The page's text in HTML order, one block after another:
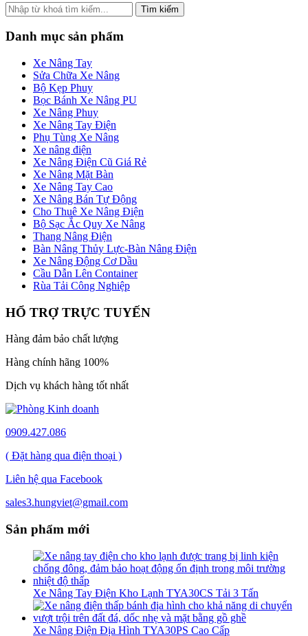
Tìm kiếm
Danh mục sản phẩm
Xe Nâng Tay
Sửa Chữa Xe Nâng
Bộ Kẹp Phuy
Bọc Bánh Xe Nâng PU
Xe Nâng Phuy
Xe Nâng Tay Điện
Phụ Tùng Xe Nâng
Xe nâng điện
Xe Nâng Điện Cũ Giá Rẻ
Xe Nâng Mặt Bàn
Xe Nâng Tay Cao
Xe Nâng Bán Tự Động
Cho Thuê Xe Nâng Điện
Bộ Sạc Ắc Quy Xe Nâng
Thang Nâng Điện
Bàn Nâng Thủy Lực-Bàn Nâng Điện
Xe Nâng Động Cơ Dầu
Cầu Dẫn Lên Container
Rùa Tải Công Nghiệp
HỔ TRỢ TRỰC TUYẾN
Hàng đảm bảo chất lượng
Hàng chính hãng 100%
Dịch vụ khách hàng tốt nhất
0909.427.086
( Đặt hàng qua điện thoại )
Liên hệ qua Facebook
sales3.hungviet@gmail.com
Sản phẩm mới
Xe Nâng Tay Điện Kho Lạnh TYA30CS Tải 3 Tấn
Xe Nâng Điện Địa Hình TYA30PS Cao Cấp